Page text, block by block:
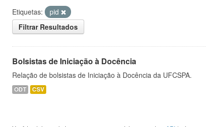
Etiquetas:
pid
Filtrar Resultados
Bolsistas de Iniciação à Docência
Relação de bolsistas de Iniciação à Docência da UFCSPA.
ODT CSV